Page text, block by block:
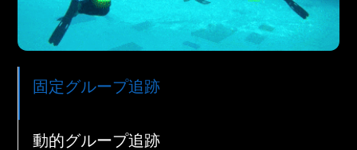
固定グループ追跡
動的グループ追跡